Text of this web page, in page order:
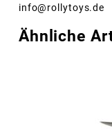
info@rollytoys.de
Ähnliche